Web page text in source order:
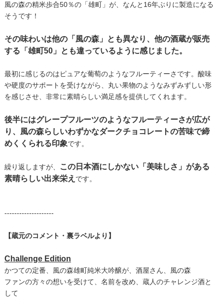
風の森の精米歩合50％の「雄町」が、なんと16年ぶりに製造になる
そうです！
その味わいは他の「風の森」とも異なり、他の酒蔵が販売
する「雄町50」とも違っているように感じました。
最初に感じるのはピュアな葡萄のようなフルーティーさです。酸味
や硬度のサポートを受けながら、丸い果物のようなみずみずしい形
を感じさせ、非常に素晴らしい満足感を提供してくれます。
後半にはグレープフルーツのようなフルーティーさが広が
り、風の森らしいわずかなダークチョコレートの苦味で締
めくくられる印象です。
繰り返しますが、
この日本酒にしかない「美味しさ」がある
素晴らしい出来栄え です。
--------------------
【蔵元のコメント・裏ラベルより】
Challenge Edition
かつての定番、風の森雄町純米大吟醸が、酒屋さん、風の森
ファンの方々の想いを受けて、名前を改め、蔵人のチャレンジ酒と
して